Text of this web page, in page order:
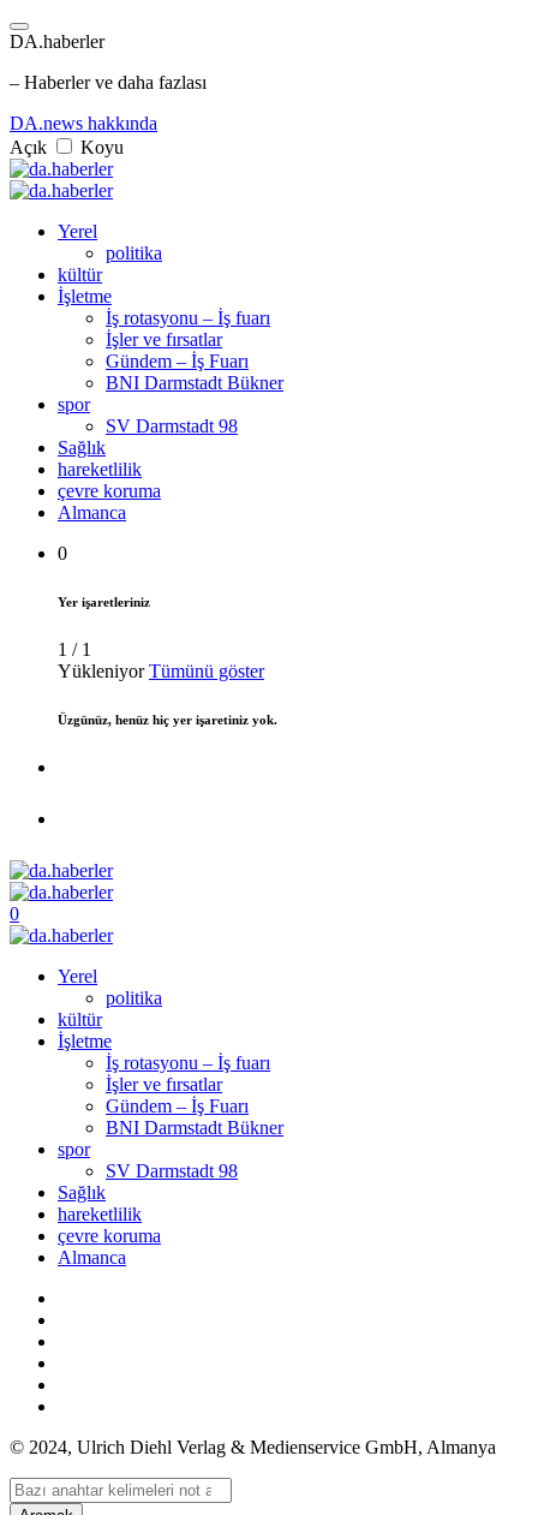
DA.haberler
– Haberler ve daha fazlası
DA.news hakkında
Açık
Koyu
Yerel
politika
kültür
İşletme
İş rotasyonu – İş fuarı
İşler ve fırsatlar
Gündem – İş Fuarı
BNI Darmstadt Bükner
spor
SV Darmstadt 98
Sağlık
hareketlilik
çevre koruma
Almanca
0
Yer işaretleriniz
1 / 1
YükleniyorTümünü göster
Üzgünüz, henüz hiç yer işaretiniz yok.
0
Yerel
politika
kültür
İşletme
İş rotasyonu – İş fuarı
İşler ve fırsatlar
Gündem – İş Fuarı
BNI Darmstadt Bükner
spor
SV Darmstadt 98
Sağlık
hareketlilik
çevre koruma
Almanca
© 2024, Ulrich Diehl Verlag & Medienservice GmbH, Almanya